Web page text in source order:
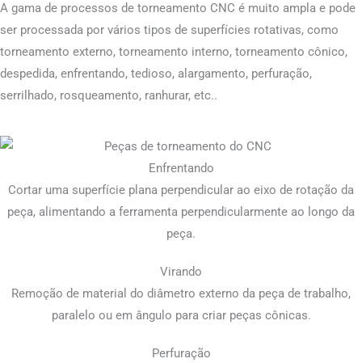
A gama de processos de torneamento CNC é muito ampla e pode
ser processada por vários tipos de superfícies rotativas, como
torneamento externo, torneamento interno, torneamento cônico,
despedida, enfrentando, tedioso, alargamento, perfuração,
serrilhado, rosqueamento, ranhurar, etc..
Enfrentando
Cortar uma superfície plana perpendicular ao eixo de rotação da
peça, alimentando a ferramenta perpendicularmente ao longo da
peça.
Virando
Remoção de material do diâmetro externo da peça de trabalho,
paralelo ou em ângulo para criar peças cônicas.
Perfuração